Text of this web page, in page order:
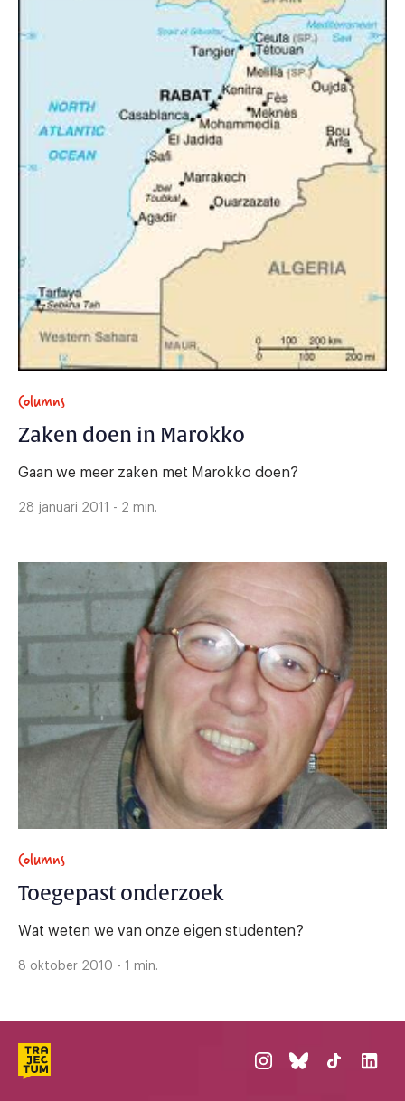
Columns
Zaken doen in Marokko
Gaan we meer zaken met Marokko doen?
28 januari 2011 - 2 min.
Columns
Toegepast onderzoek
Wat weten we van onze eigen studenten?
8 oktober 2010 - 1 min.